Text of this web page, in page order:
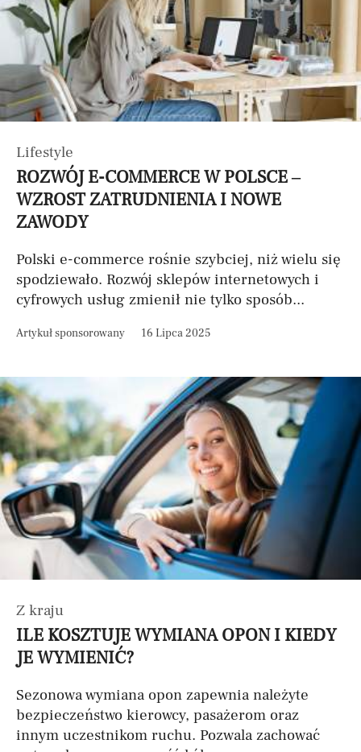
Lifestyle
ROZWÓJ E-COMMERCE W POLSCE –
WZROST ZATRUDNIENIA I NOWE
ZAWODY
Polski e-commerce rośnie szybciej, niż wielu się
spodziewało. Rozwój sklepów internetowych i
cyfrowych usług zmienił nie tylko sposób...
Artykuł sponsorowany 16 Lipca 2025
Z kraju
ILE KOSZTUJE WYMIANA OPON I KIEDY
JE WYMIENIĆ?
Sezonowa wymiana opon zapewnia należyte
bezpieczeństwo kierowcy, pasażerom oraz
innym uczestnikom ruchu. Pozwala zachować